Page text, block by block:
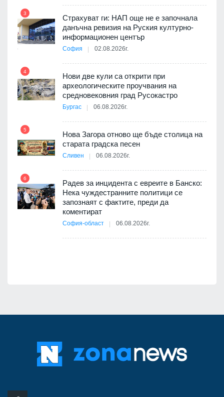
3
Страхуват ги: НАП още не е започнала
данъчна ревизия на Руския културно-
информационен център
София 02.08.2026г.
4
Нови две кули са открити при
археологическите проучвания на
средновековния град Русокастро
Бургас 06.08.2026г.
5
Нова Загора отново ще бъде столица на
старата градска песен
Сливен 06.08.2026г.
6
Радев за инцидента с евреите в Банско:
Нека чуждестранните политици се
запознаят с фактите, преди да
коментират
София-област 06.08.2026г.